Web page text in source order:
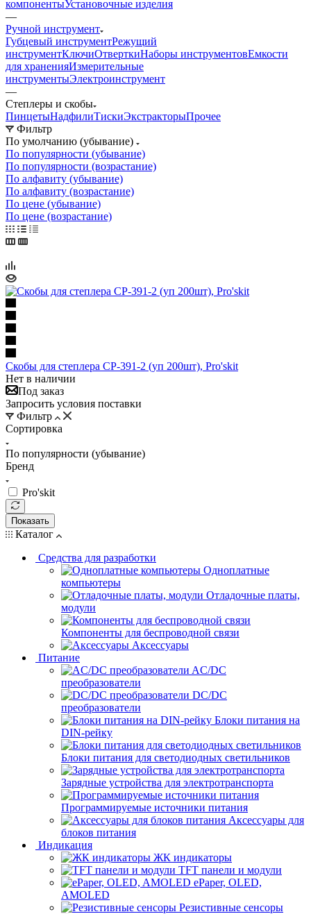
компонентыУстановочные изделия
—
Ручной инструмент
Губцевый инструментРежущий
инструментКлючиОтверткиНаборы инструментовЕмкости
для храненияИзмерительные
инструментыЭлектроинструмент
—
Степлеры и скобы
ПинцетыНадфилиТискиЭкстракторыПрочее
Фильтр
По умолчанию (убывание)
По популярности (убывание)
По популярности (возрастание)
По алфавиту (убывание)
По алфавиту (возрастание)
По цене (убывание)
По цене (возрастание)
Скобы для степлера CP-391-2 (уп 200шт), Pro'skit
Нет в наличии
Под заказ
Запросить условия поставки
Фильтр
Сортировка
По популярности (убывание)
Бренд
Pro'skit
Показать
Каталог
Средства для разработки
Одноплатные
компьютеры
Отладочные платы,
модули
Компоненты для беспроводной связи
Аксессуары
Питание
AC/DC
преобразователи
DC/DC
преобразователи
Блоки питания на
DIN-рейку
Блоки питания для светодиодных светильников
Зарядные устройства для электротранспорта
Программируемые источники питания
Аксессуары для
блоков питания
Индикация
ЖК индикаторы
TFT панели и модули
ePaper, OLED,
AMOLED
Резистивные сенсоры